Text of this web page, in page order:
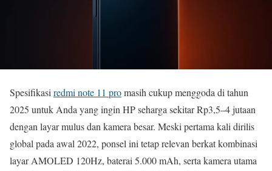
Spesifikasi redmi note 11 promasih cukup menggoda di tahun
2025 untuk Anda yang ingin HP seharga sekitar Rp3,5–4 jutaan
dengan layar mulus dan kamera besar. Meski pertama kali dirilis
global pada awal 2022, ponsel ini tetap relevan berkat kombinasi
layar AMOLED 120Hz, baterai 5.000 mAh, serta kamera utama